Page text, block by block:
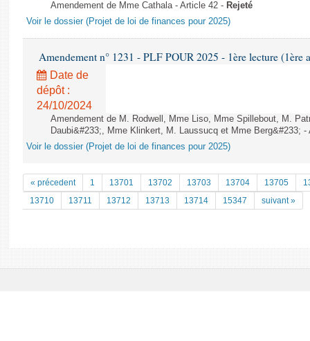
Amendement de Mme Cathala - Article 42 - Rejeté
Voir le dossier (Projet de loi de finances pour 2025)
Amendement n° 1231 - PLF POUR 2025 - 1ère lecture (1ère
Date de
dépôt :
24/10/2024
Amendement de M. Rodwell, Mme Liso, Mme Spillebout, M.
Daubi&#233;, Mme Klinkert, M. Laussucq et Mme Berg&#233;
Voir le dossier (Projet de loi de finances pour 2025)
« précedent 1 13701 13702 13703 13704 13705
13710
13711 13712 13713 13714 15347 suivant »